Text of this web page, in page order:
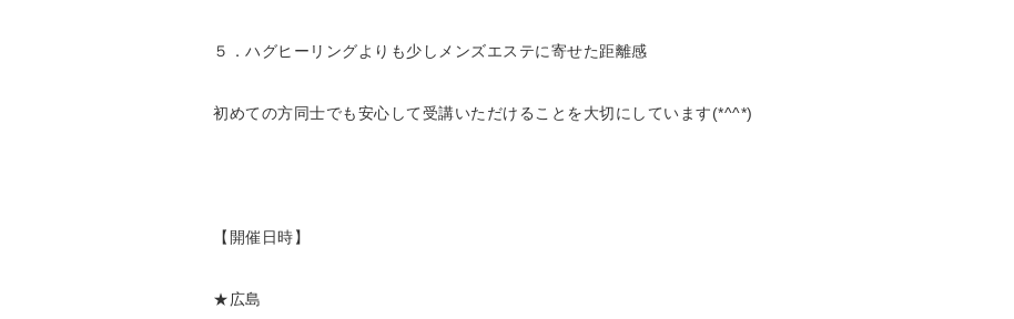
５．ハグヒーリングよりも少しメンズエステに寄せた距離感
初めての方同士でも安心して受講いただけることを大切にしています(*^^*)
【開催日時】
★広島